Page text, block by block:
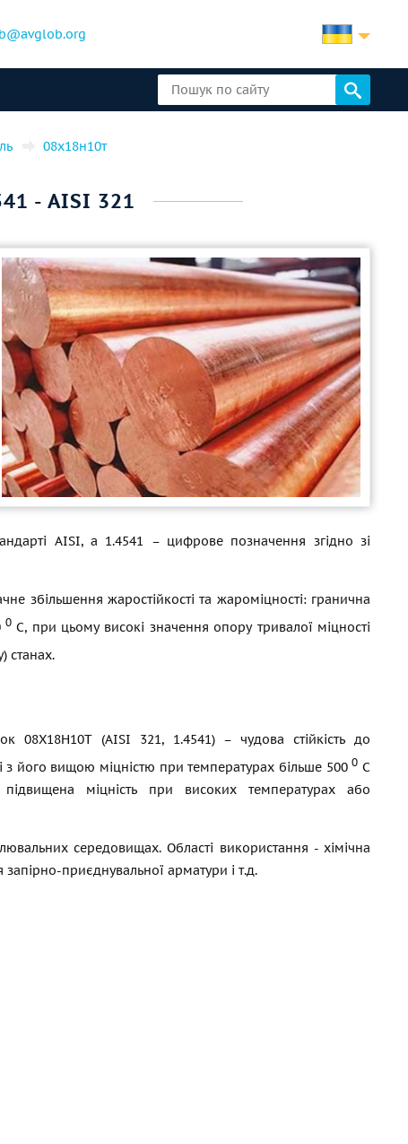
08х18н10т
- AISI 321
AISI, а 1.4541 – цифрове позначення згідно зі
збільшення жаростійкості та жароміцності: гранична
0С, при цьому високі значення опору тривалої міцності
станах.
08Х18Н10Т (AISI 321, 1.4541) – чудова стійкість до
з його вищою міцністю при температурах більше 5000 С
міцність при високих температурах або
середовищах. Області використання - хімічна
запірно-приєднувальної арматури і т.д.